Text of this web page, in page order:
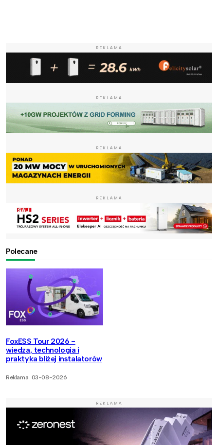
REKLAMA
REKLAMA
REKLAMA
REKLAMA
Polecane
FoxESS Tour 2026 -
wiedza, technologia i
praktyka bliżej instalatorów
Reklama 03-08-2026
REKLAMA